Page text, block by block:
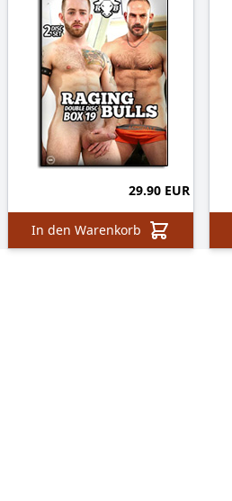
29.90 EUR
In den Warenkorb